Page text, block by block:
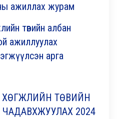
ажиллах журам
төвийн албан
ажиллуулах
арга
ТӨВИЙН
2024